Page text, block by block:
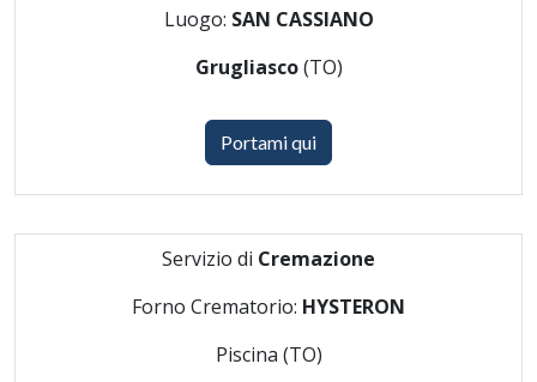
Luogo: SAN CASSIANO
Grugliasco(TO)
Portami qui
Servizio di Cremazione
Forno Crematorio: HYSTERON
Piscina (TO)